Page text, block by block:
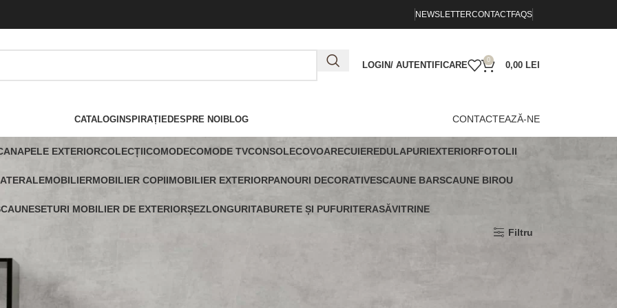
NEWSLETTERCONTACTFAQS
LOGIN/ AUTENTIFICARE
0
0,00 LEI
CATALOGINSPIRAȚIEDESPRE NOIBLOG CONTACTEAZĂ-NE
EXTERIORCOLECȚIICOMODECOMODE TVCONSOLECOVOARECUIEREDULAPURIEXTERIORFOTOLII
MOBILIERMOBILIER COPIIMOBILIER EXTERIORPANOURI DECORATIVESCAUNE BARSCAUNE BIROU
SETURI MOBILIER DE EXTERIORȘEZLONGURITABURETE ȘI PUFURITERASĂVITRINE
Filtru